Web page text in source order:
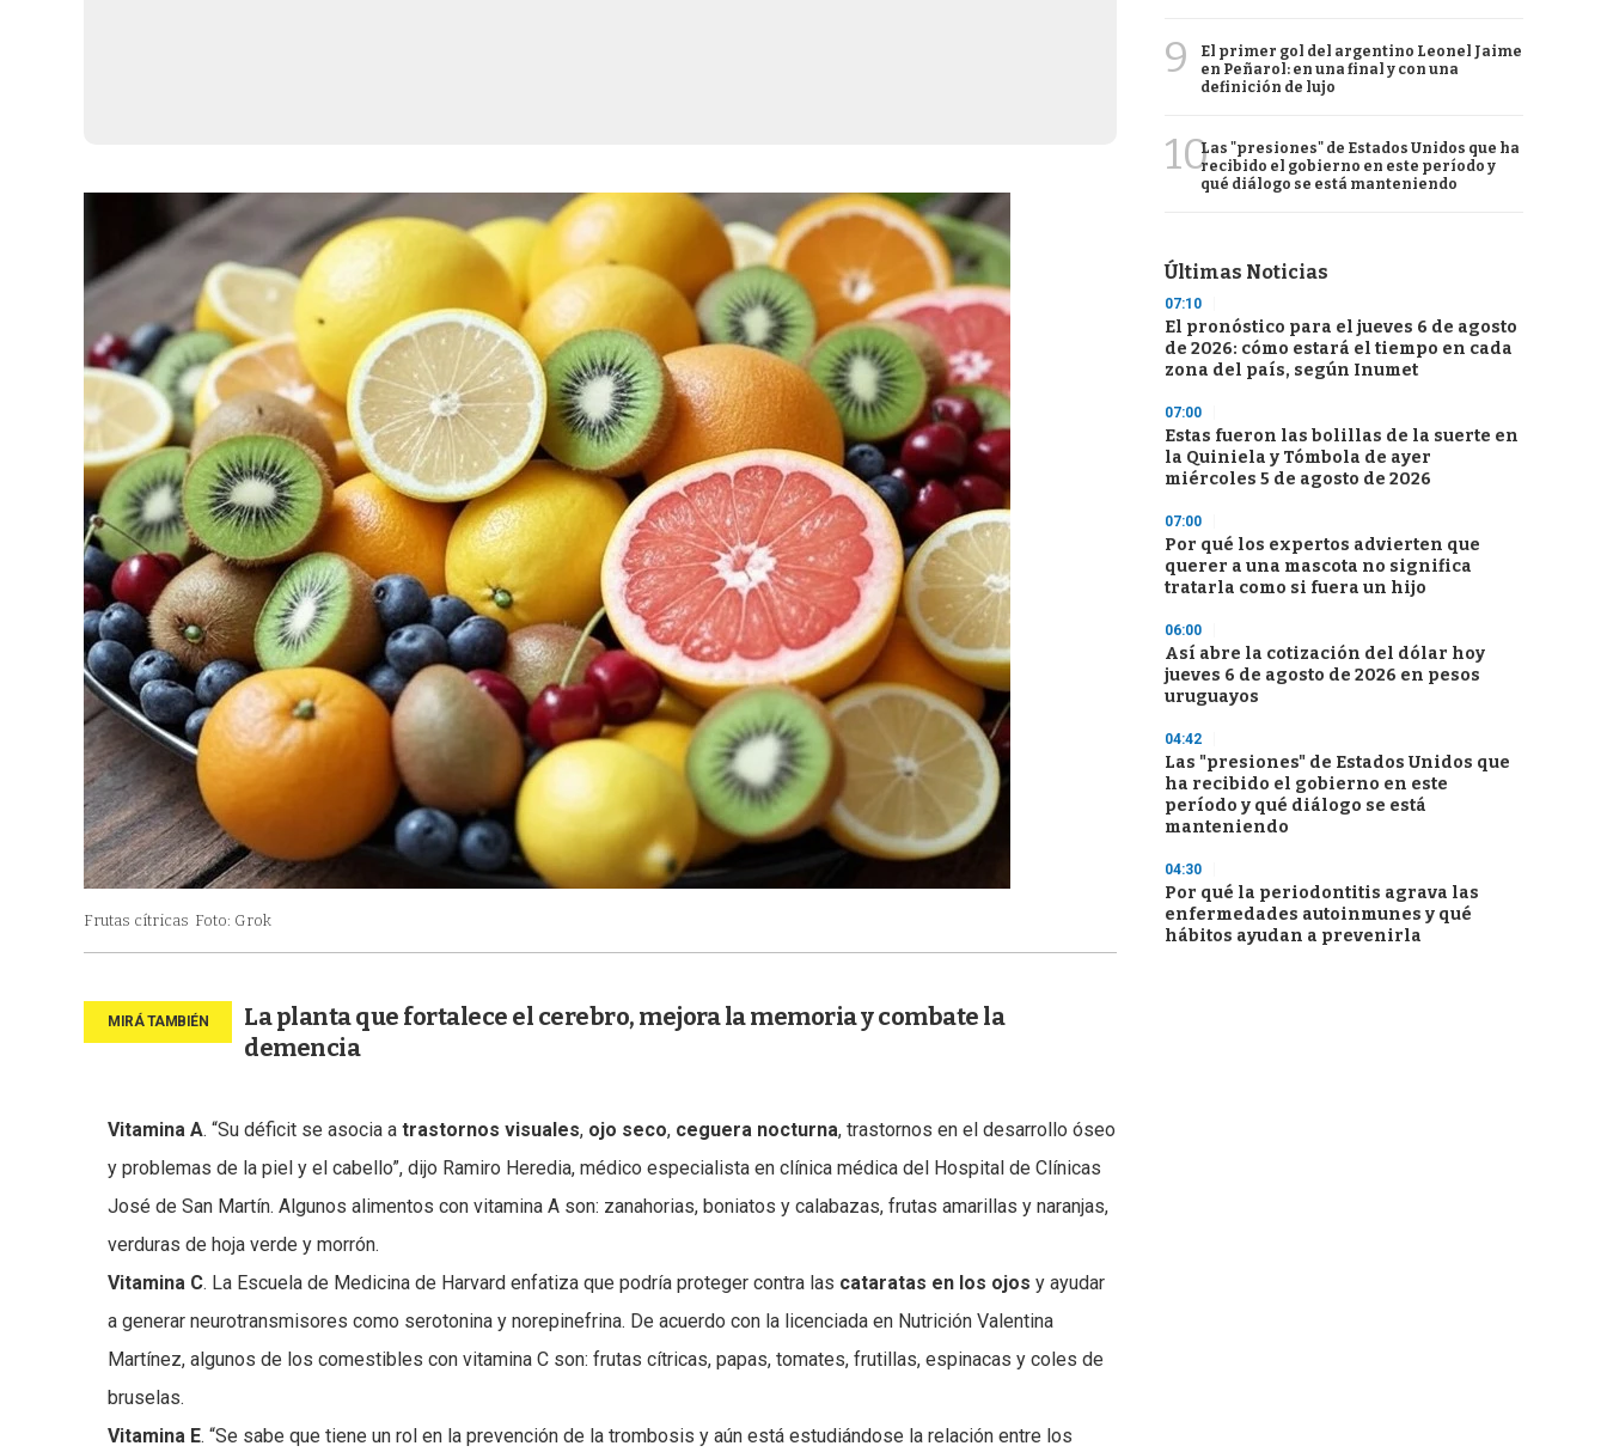
Frutas cítricas Foto: Grok
La planta que fortalece el cerebro, mejora la memoria y combate la
demencia
Vitamina A. “Su déficit se asocia a trastornos visuales, ojo seco, ceguera nocturna, trastornos en el desarrollo óseo
y problemas de la piel y el cabello”, dijo Ramiro Heredia, médico especialista en clínica médica del Hospital de Clínicas
José de San Martín. Algunos alimentos con vitamina A son: zanahorias, boniatos y calabazas, frutas amarillas y naranjas,
verduras de hoja verde y morrón.
Vitamina C. La Escuela de Medicina de Harvard enfatiza que podría proteger contra las cataratas en los ojos y ayudar
a generar neurotransmisores como serotonina y norepinefrina. De acuerdo con la licenciada en Nutrición Valentina
Martínez, algunos de los comestibles con vitamina C son: frutas cítricas, papas, tomates, frutillas, espinacas y coles de
bruselas.
Vitamina E. “Se sabe que tiene un rol en la prevención de la trombosis y aún está estudiándose la relación entre los
9
El primer gol del argentino Leonel Jaime
en Peñarol: en una final y con una
definición de lujo
10Las "presiones" de Estados Unidos que ha
recibido el gobierno en este período y
qué diálogo se está manteniendo
Últimas Noticias
07:10
El pronóstico para el jueves 6 de agosto
de 2026: cómo estará el tiempo en cada
zona del país, según Inumet
07:00
Estas fueron las bolillas de la suerte en
la Quiniela y Tómbola de ayer
miércoles 5 de agosto de 2026
07:00
Por qué los expertos advierten que
querer a una mascota no significa
tratarla como si fuera un hijo
06:00
Así abre la cotización del dólar hoy
jueves 6 de agosto de 2026 en pesos
uruguayos
04:42
Las "presiones" de Estados Unidos que
ha recibido el gobierno en este
período y qué diálogo se está
manteniendo
04:30
Por qué la periodontitis agrava las
enfermedades autoinmunes y qué
hábitos ayudan a prevenirla